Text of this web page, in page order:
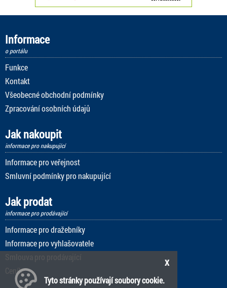
Informace
o portálu
Funkce
Kontakt
Všeobecné obchodní podmínky
Zpracování osobních údajů
Jak nakoupit
informace pro nakupující
Informace pro veřejnost
Smluvní podmínky pro nakupující
Jak prodat
informace pro prodávající
Informace pro dražebníky
Informace pro vyhlašovatele
Ceník
x
Tyto stránky používají soubory cookie.